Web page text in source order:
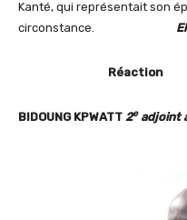
Kanté, qui représentait son
circonstance.
Réaction
BIDOUNG KPWATT 2eadjoint